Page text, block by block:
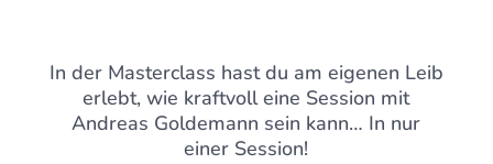
In der Masterclass hast du am eigenen Leib
erlebt, wie kraftvoll eine Session mit
Andreas Goldemann sein kann… In nur
einer Session!